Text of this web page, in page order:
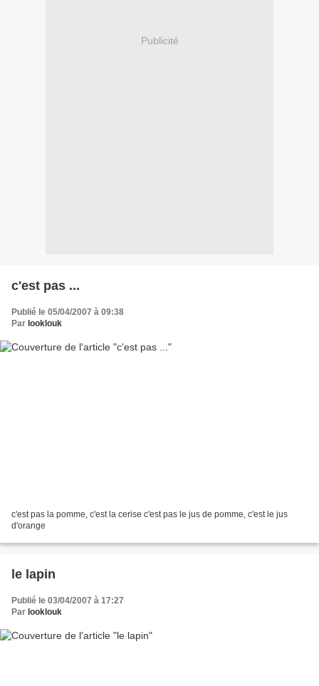
Publicité
c'est pas ...
Publié le 05/04/2007 à 09:38
Par looklouk
c'est pas la pomme, c'est la cerise c'est pas le jus de pomme, c'est le jus
d'orange
le lapin
Publié le 03/04/2007 à 17:27
Par looklouk